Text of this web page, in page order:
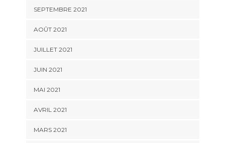
SEPTEMBRE 2021
AOÛT 2021
JUILLET 2021
JUIN 2021
MAI 2021
AVRIL 2021
MARS 2021